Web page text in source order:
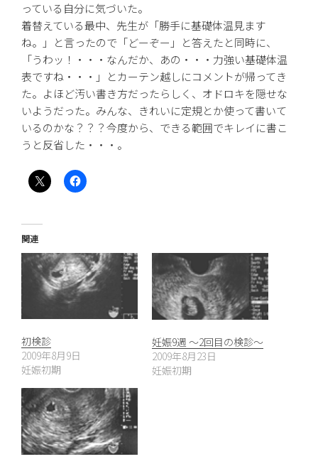
っている自分に気づいた。
着替えている最中、先生が「勝手に基礎体温見ます
ね。」と言ったので「どーぞー」と答えたと同時に、
「うわッ！・・・なんだか、あの・・・力強い基礎体温
表ですね・・・」とカーテン越しにコメントが帰ってき
た。よほど汚い書き方だったらしく、オドロキを隠せな
いようだった。みんな、きれいに定規とか使って書いて
いるのかな？？？今度から、できる範囲でキレイに書こ
うと反省した・・・。
関連
初検診
2009年8月9日
妊娠初期
妊娠9週 〜2回目の検診〜
2009年8月23日
妊娠初期